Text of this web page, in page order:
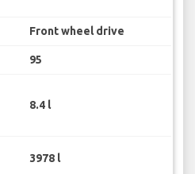
Front wheel drive
95
8.4 l
3978 l